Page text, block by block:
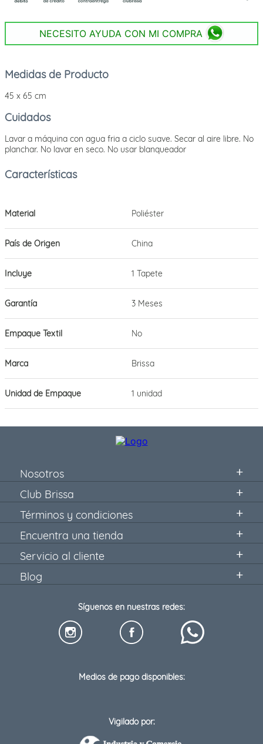
NECESITO AYUDA CON MI COMPRA
Medidas de Producto
45 x 65 cm
Cuidados
Lavar a máquina con agua fria a ciclo suave. Secar al aire libre. No
planchar. No lavar en seco. No usar blanqueador
Material Poliéster
País de Origen China
Incluye 1 Tapete
Garantía 3 Meses
Empaque Textil No
Marca Brissa
Unidad de Empaque 1 unidad
Nosotros
Club Brissa
Términos y condiciones
Encuentra una tienda
Servicio al cliente
Blog
Síguenos en nuestras redes:
Medios de pago disponibles:
Vigilado por: